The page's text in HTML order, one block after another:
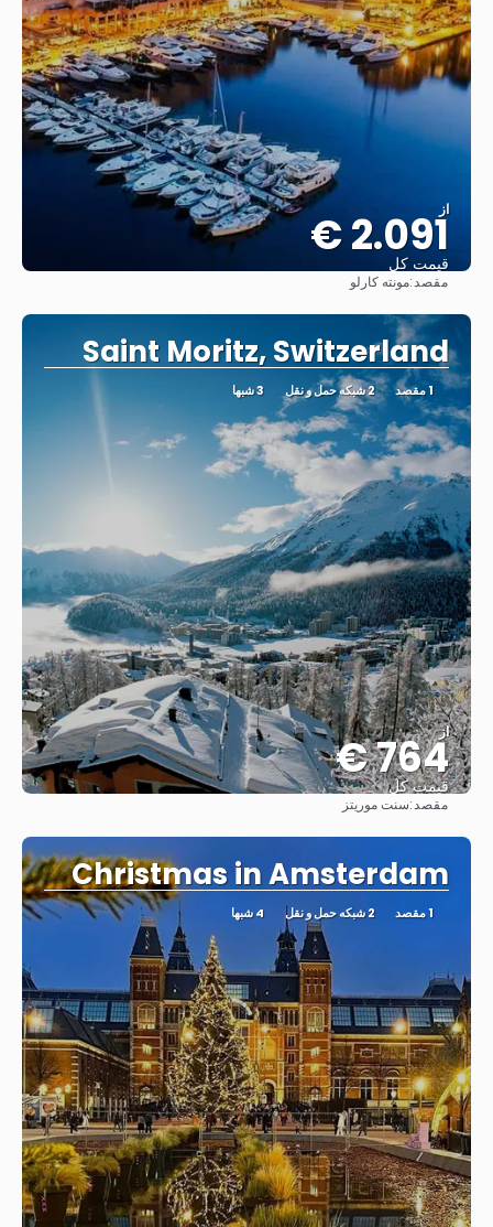
از
2.091 €
قیمت کل
مقصد:مونته کارلو
Saint Moritz, Switzerland
1 مقصد 2 شبکه حمل و نقل 3 شبها
از
764 €
قیمت کل
مقصد:سنت موریتز
Christmas in Amsterdam
1 مقصد 2 شبکه حمل و نقل 4 شبها